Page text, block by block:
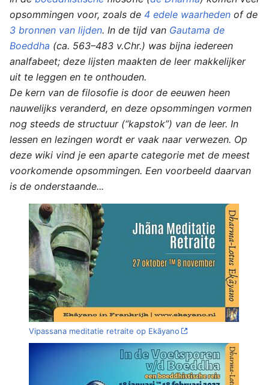
opsommingen voor, zoals de 4 edele waarheden of de
3 bronnen van lijden. In de tijd van Gautama de
Boeddha (ca. 563–483 v.Chr.) was bijna iedereen
analfabeet; deze lijsten maakten de leer makkelijker
uit te leggen en te onthouden.
De kern van de filosofie is door de eeuwen heen
nauwelijks veranderd, en deze opsommingen vormen
nog steeds de structuur (“kapstok”) van de leer. In
lessen en lezingen wordt er vaak naar verwezen. Op
deze wiki vind je een aparte categorie met de meest
voorkomende opsommingen. Een voorbeeld daarvan
is de onderstaande...
Vipassana meditatie retraite op Ekãyano